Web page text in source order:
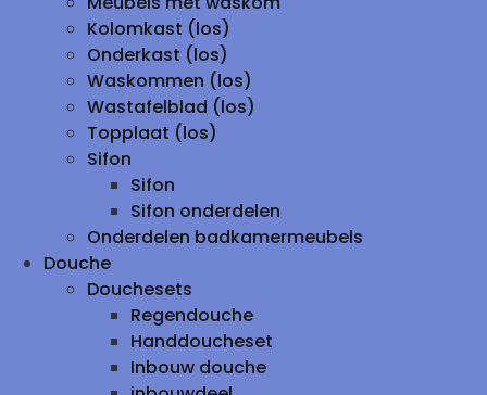
Kolomkast (los)
Onderkast (los)
Waskommen (los)
Wastafelblad (los)
Topplaat (los)
Sifon
Sifon
Sifon onderdelen
Onderdelen badkamermeubels
Douche
Douchesets
Regendouche
Handdoucheset
Inbouw douche